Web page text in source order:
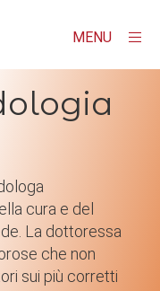
MENU
×
cura e del
La dottoressa
che non
sui più corretti